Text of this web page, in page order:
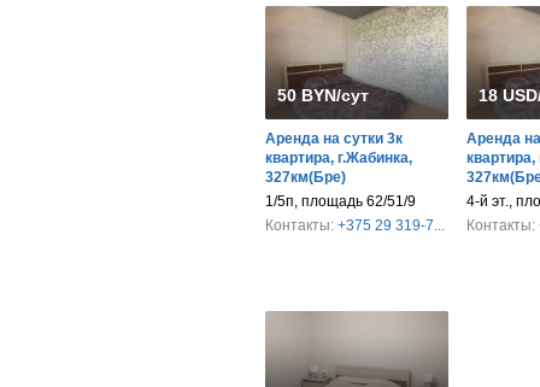
50 BYN/сут
Аренда на сутки 3к
квартира, г.Жабинка,
327км(Бре)
1/5п, площадь 62/51/9
Контакты: +375 29 319-7...
18
Аренда
квартира,
4-й эт.,
Контакты: